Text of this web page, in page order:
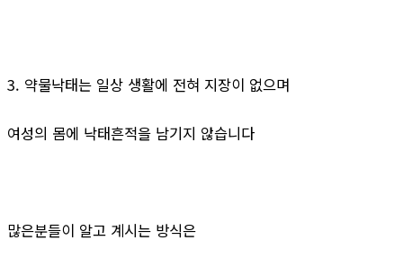
3. 약물낙태는 일상 생활에 전혀 지장이 없으며
여성의 몸에 낙태흔적을 남기지 않습니다
많은분들이 알고 계시는 방식은